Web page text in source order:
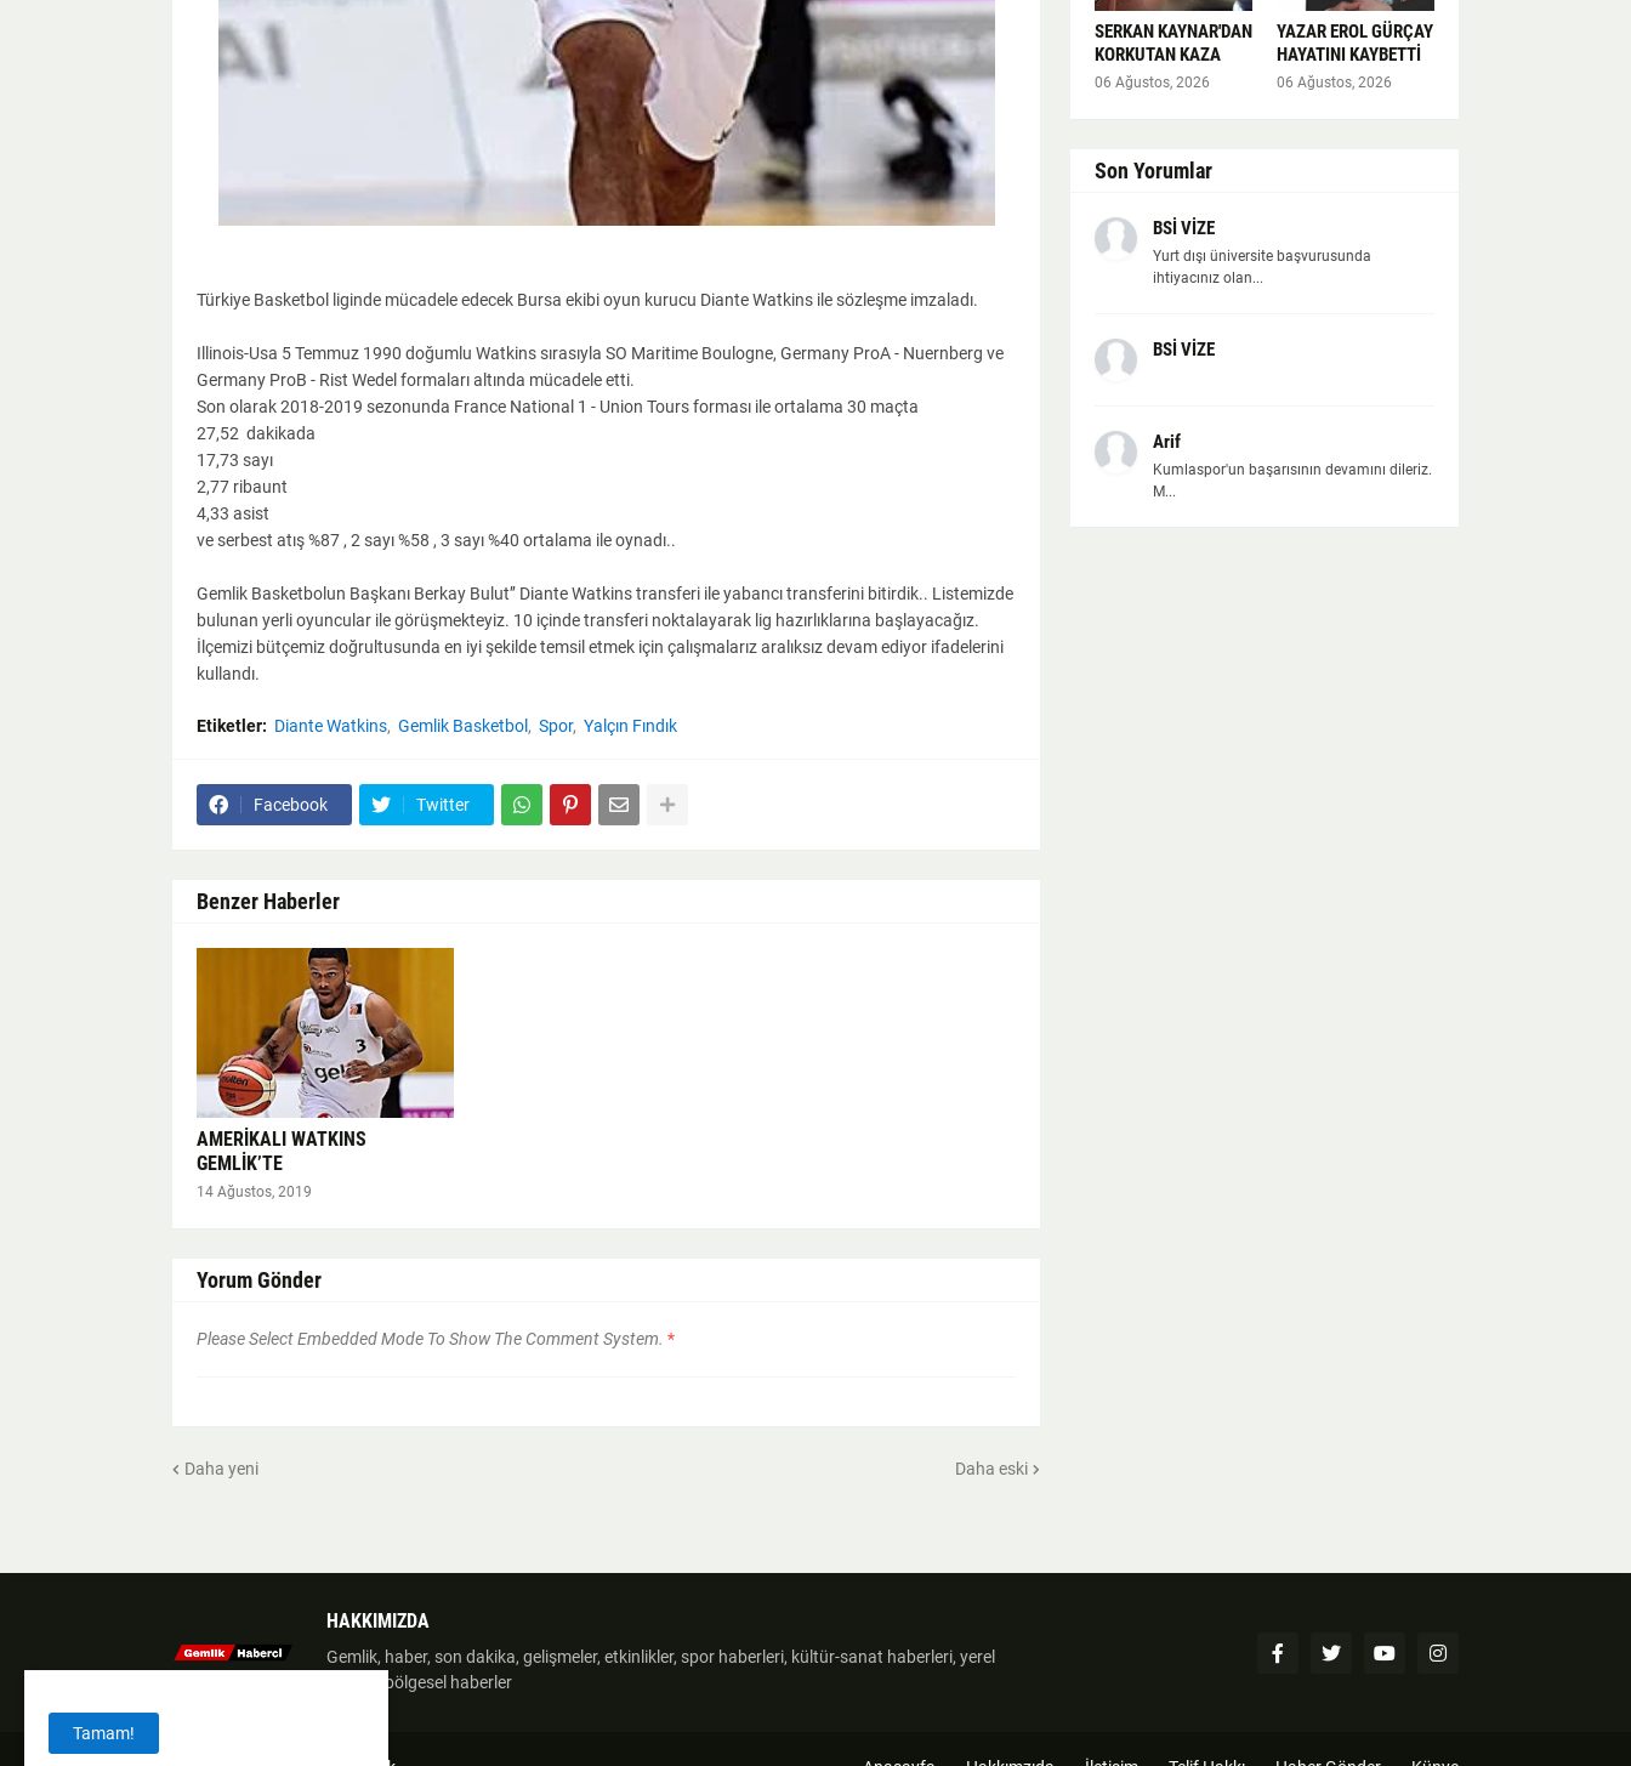
Türkiye Basketbol liginde mücadele edecek Bursa ekibi oyun kurucu Diante Watkins ile sözleşme imzaladı.
Illinois-Usa 5 Temmuz 1990 doğumlu Watkins sırasıyla SO Maritime Boulogne, Germany ProA - Nuernberg ve
Germany ProB - Rist Wedel formaları altında mücadele etti.
Son olarak 2018-2019 sezonunda France National 1 - Union Tours forması ile ortalama 30 maçta
27,52 dakikada
17,73 sayı
2,77 ribaunt
4,33 asist
ve serbest atış %87 , 2 sayı %58 , 3 sayı %40 ortalama ile oynadı..
Gemlik Basketbolun Başkanı Berkay Bulut’’ Diante Watkins transferi ile yabancı transferini bitirdik.. Listemizde
bulunan yerli oyuncular ile görüşmekteyiz. 10 içinde transferi noktalayarak lig hazırlıklarına başlayacağız.
İlçemizi bütçemiz doğrultusunda en iyi şekilde temsil etmek için çalışmalarız aralıksız devam ediyor ifadelerini
kullandı.
Etiketler: Diante Watkins Gemlik Basketbol Spor Yalçın Fındık
Facebook Twitter
Benzer Haberler
AMERİKALI WATKINS
GEMLİK’TE
14 Ağustos, 2019
Yorum Gönder
Please Select Embedded Mode To Show The Comment System. *
Daha yeni Daha eski
SERKAN KAYNAR'DAN
KORKUTAN KAZA
06 Ağustos, 2026
YAZAR EROL GÜRÇAY
HAYATINI KAYBETTİ
06 Ağustos, 2026
Son Yorumlar
BSİ VİZE
Yurt dışı üniversite başvurusunda
ihtiyacınız olan...
BSİ VİZE
Arif
Kumlaspor'un başarısının devamını dileriz.
M...
HAKKIMIZDA
Gemlik, haber, son dakika, gelişmeler, etkinlikler, spor haberleri, kültür-sanat haberleri, yerel
gazete, bölgesel haberler
Tamam!